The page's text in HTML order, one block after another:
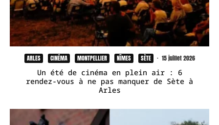
ARLES CINÉMA MONTPELLIER NÎMES SÈTE · 15 juillet 2026
Un été de cinéma en plein air : 6
rendez-vous à ne pas manquer de Sète à
Arles